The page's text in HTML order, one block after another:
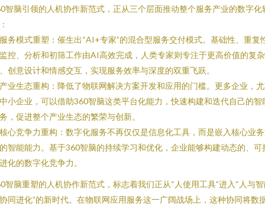
智脑引领的人机协作新范式，正从三个层面推动整个服务产业的数字化
务模式重塑：催生出“AI+专家”的混合型服务交付模式。基础性、重复
控、分析和初筛工作由AI高效完成，人类专家则专注于更高价值的复
创意设计和情感交互，实现服务效率与深度的双重飞跃。
业生态重构：降低了物联网解决方案开发和应用的门槛。更多企业，
小企业，可以借助360智脑这类平台化能力，快速构建和迭代自己的智
，促进整个产业生态的繁荣与创新。
心竞争力重构：数字化服务不再仅仅是信息化工具，而是嵌入核心业
智能能力。基于360智脑的持续学习和优化，企业能够构建动态的、可
化的数字化竞争力。
智脑重塑的人机协作新范式，标志着我们正从“人使用工具”进入“人与
同进化”的新时代。在物联网应用服务这一广阔战场上，这种协同将数